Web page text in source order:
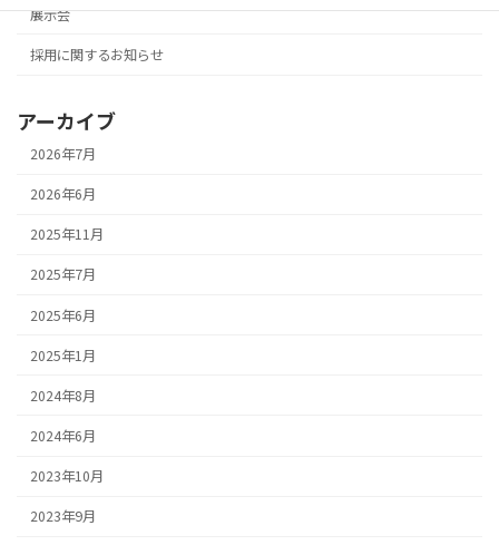
展示会
採用に関するお知らせ
アーカイブ
2026年7月
2026年6月
2025年11月
2025年7月
2025年6月
2025年1月
2024年8月
2024年6月
2023年10月
2023年9月